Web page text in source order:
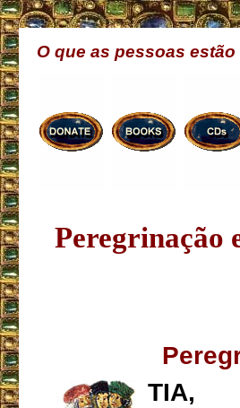
O que as pessoas
Peregrinação
TIA,